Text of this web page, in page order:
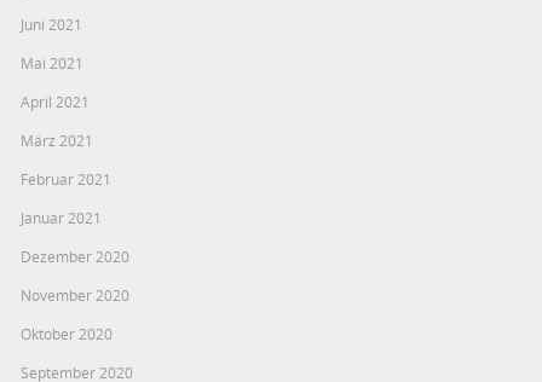
Juni 2021
Mai 2021
April 2021
März 2021
Februar 2021
Januar 2021
Dezember 2020
November 2020
Oktober 2020
September 2020